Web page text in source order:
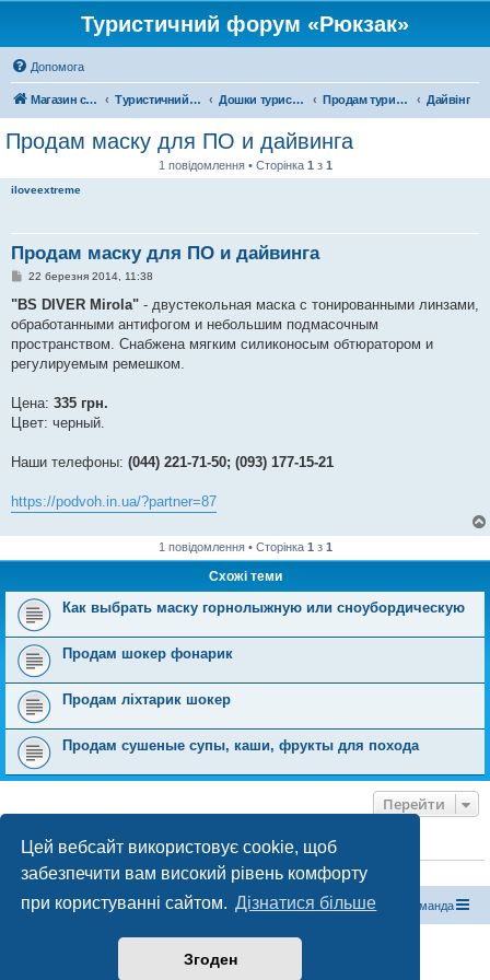
Цей вебсайт використовує cookie, щоб
забезпечити вам високий рівень комфорту
при користуванні сайтом. Дізнатися більше
Згоден
Туристичний форум «Рюкзак»
Допомога
Магазин спорядження Туристичний форум «Рюкзак» Дошки туристичних оголошень Продам туристичне спорядження Дайвінг
Продам маску для ПО и дайвинга
1 повідомлення • Сторінка 1 з 1
iloveextreme
Продам маску для ПО и дайвинга
П
в
д
о
л
н
я
22 березня 2014, 11:38
"BS DIVER Mirola" - двустекольная маска с тонированными линзами,
обработанными антифогом и небольшим подмасочным
пространством. Снабжена мягким силиконосым обтюратором и
регулируемым ремешком.
Цена: 335 грн.
Цвет: черный.
Наши телефоны: (044) 221-71-50; (093) 177-15-21
https://podvoh.in.ua/?partner=87
1 повідомлення • Сторінка 1 з 1
Схожі теми
Как выбрать маску горнолыжную или сноубордическую
Продам шокер фонарик
Продам ліхтарик шокер
Продам сушеные супы, каши, фрукты для похода
Перейти
ХТО ЗАРАЗ ОНЛАЙН
Зараз переглядають цей форум:ClaudeBot [бот ШІ]і 0 гостей
Магазин спорядження Туристичний форум «Рюкзак» Команда
Працює на phpBB® Forum Software © phpBB Limited
Конфіденційність